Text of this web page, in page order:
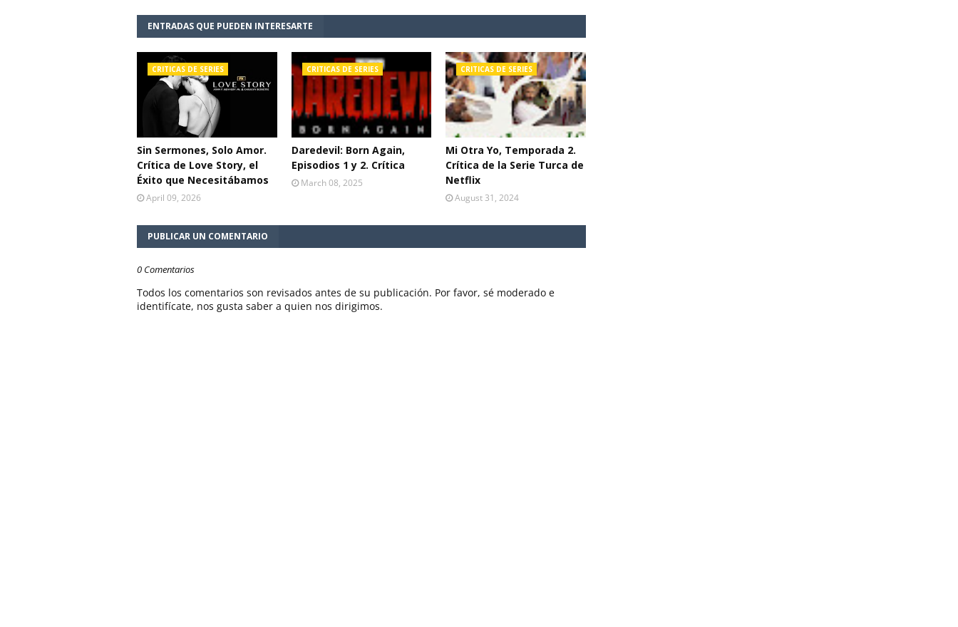
ENTRADAS QUE PUEDEN INTERESARTE
CRITICAS DE SERIES
Sin Sermones, Solo Amor.
Crítica de Love Story, el
Éxito que Necesitábamos
April 09, 2026
CRITICAS DE SERIES
Daredevil: Born Again,
Episodios 1 y 2. Crítica
March 08, 2025
CRITICAS DE SERIES
Mi Otra Yo, Temporada 2.
Crítica de la Serie Turca de
Netflix
August 31, 2024
PUBLICAR UN COMENTARIO
0 Comentarios
Todos los comentarios son revisados antes de su publicación. Por favor, sé moderado e
identifícate, nos gusta saber a quien nos dirigimos.